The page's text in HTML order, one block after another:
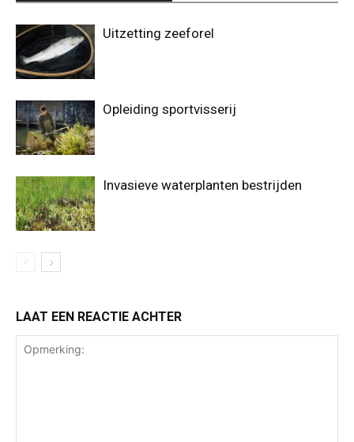
Uitzetting zeeforel
Opleiding sportvisserij
Invasieve waterplanten bestrijden
LAAT EEN REACTIE ACHTER